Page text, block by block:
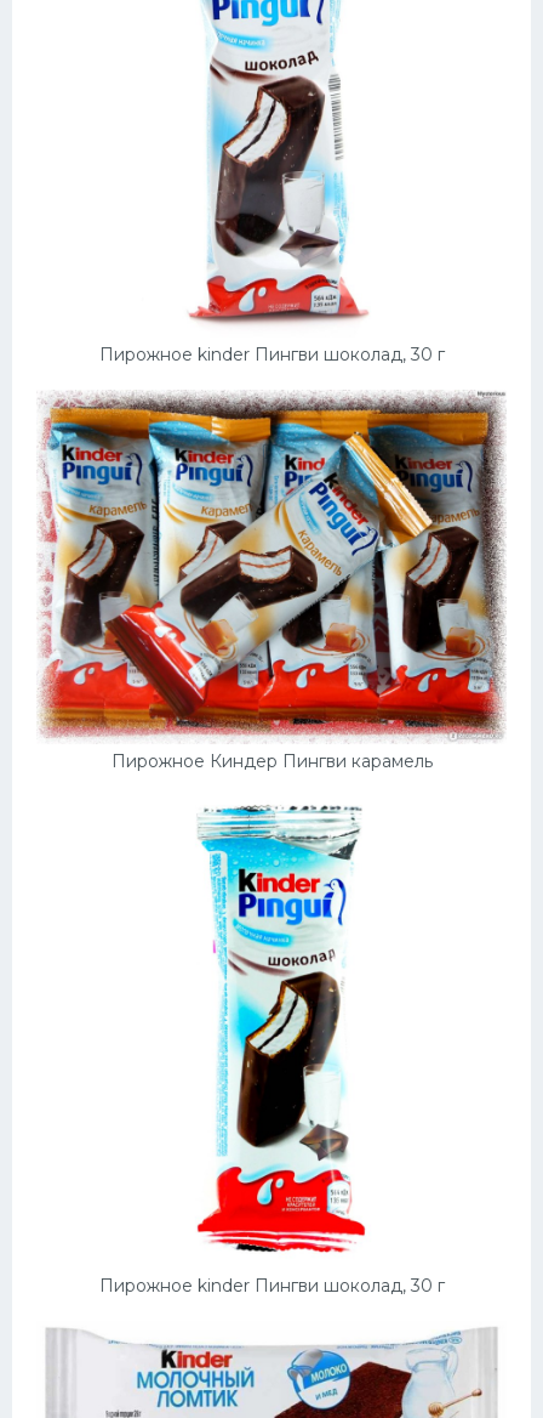
Пирожное kinder Пингви шоколад, 30 г
Пирожное Киндер Пингви карамель
Пирожное kinder Пингви шоколад, 30 г